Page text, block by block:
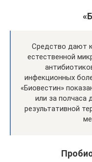
Средство дают
естественной
инфекционных
«Биовестин»
или за полчаса
результативной